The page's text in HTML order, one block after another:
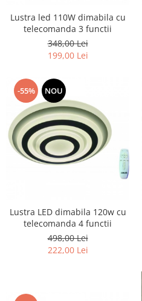
Lustra led 110W dimabila cu
telecomanda 3 functii
348,00 Lei
199,00 Lei
-55% NOU
Lustra LED dimabila 120w cu
telecomanda 4 functii
498,00 Lei
222,00 Lei